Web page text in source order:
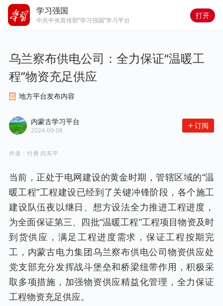
学习强国
中共中央宣传部“学习强国”学习平台
打开
乌兰察布供电公司：全力保证“温暖工
程”物资充足供应
地方平台发布内容
内蒙古学习平台
2024-09-08
订阅
作者： 付勇 尚东平
当前，正处于电网建设的黄金时期，管辖区域的“温
暖工程”工程建设已经到了关键冲锋阶段，各个施工
建设队伍夜以继日、想方设法全力推进工程进度，
为全面保证第三、四批“温暖工程”工程项目物资及时
到货供应，满足工程进度需求，保证工程按期完
工，内蒙古电力集团乌兰察布供电公司物资供应处
党支部充分发挥战斗堡垒和桥梁纽带作用，积极采
取多项措施，加强物资供应精益化管理，全力保证
工程物资充足供应。